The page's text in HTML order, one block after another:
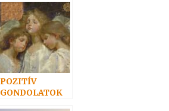
POZITÍV
GONDOLATOK